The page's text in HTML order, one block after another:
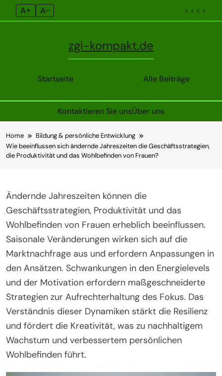
A+ A– < < < <
Startseite
zgi-kompakt.de
Alle Beiträge
Kontaktieren Sie unsÜber uns
to
content
Home
Bildung & persönliche Entwicklung
Wie beeinflussen sich ändernde Jahreszeiten die Geschäftsstrategien,
die Produktivität und das Wohlbefinden von Frauen?
Ändernde Jahreszeiten können die
Geschäftsstrategien, Produktivität und das
Wohlbefinden von Frauen erheblich beeinflussen.
Saisonale Veränderungen wirken sich auf die
Marktnachfrage aus und erfordern Anpassungen in
den Ansätzen. Schwankungen in den Energielevels
und der Motivation erfordern maßgeschneiderte
Strategien zur Aufrechterhaltung des Fokus. Das
Verständnis dieser Dynamiken stärkt die Resilienz
und fördert die Kreativität, was zu nachhaltigem
Wachstum und verbessertem persönlichen
Wohlbefinden führt.